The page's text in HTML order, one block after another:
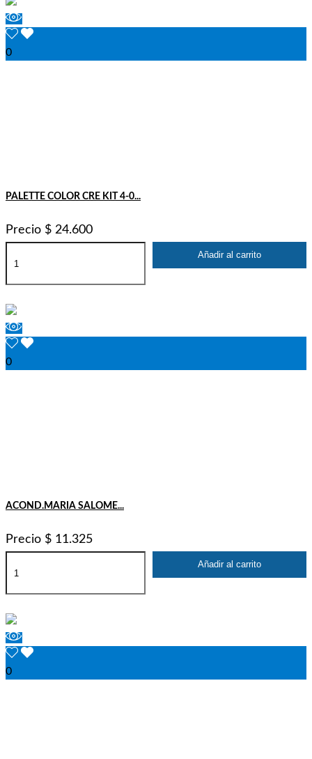
0
PALETTE COLOR CRE KIT 4-0...
Precio $ 24.600
Añadir al carrito
0
ACOND.MARIA SALOME...
Precio $ 11.325
Añadir al carrito
0